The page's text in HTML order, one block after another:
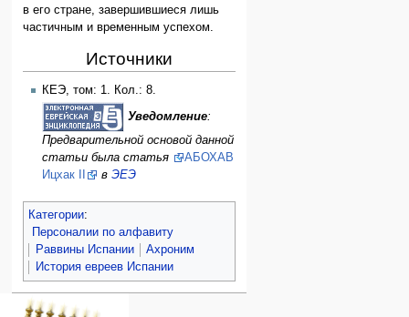
в его стране, завершившиеся лишь
частичным и временным успехом.
Источники
КЕЭ, том: 1. Кол.: 8.
Уведомление:
Предварительной основой данной
статьи была статья
АБОХАВ
Ицхак II
в ЭЕЭ
Категории:
Персоналии по алфавиту
Раввины Испании
Ахроним
История евреев Испании
Навигация
персональные инструменты
категории